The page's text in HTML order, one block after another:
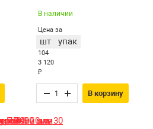
В наличии
Цена за
шт упак
104
3 120
₽
В корзину